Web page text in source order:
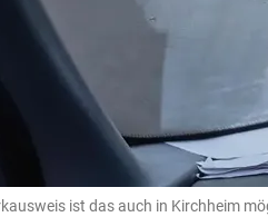
ist das auch in Kirchheim